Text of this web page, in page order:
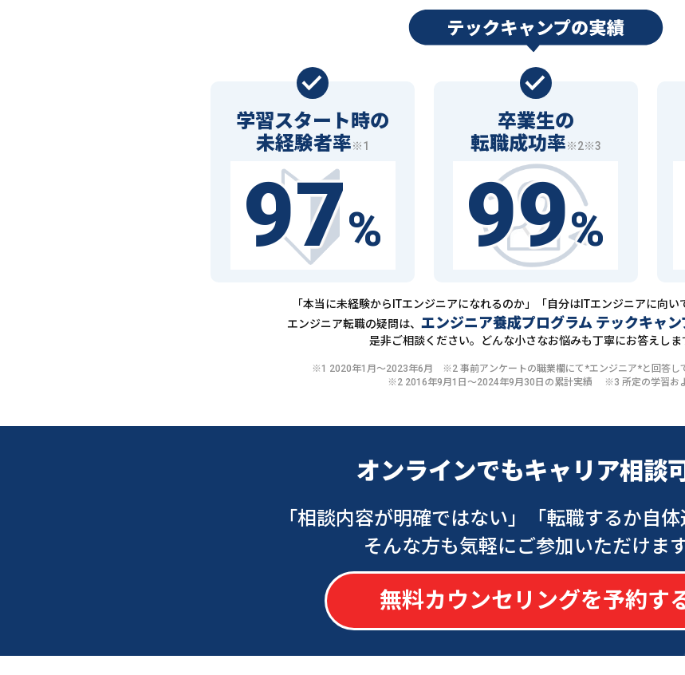
学習スタート時の
未経験者率※1
97%
卒業生の
転職成功率※2※3
99%
「本当に未経験からITエンジニアになれるのか」「自分はITエンジニアに向い
エンジニア転職の疑問は、 エンジニア養成プログラム テックキャン
是非ご相談ください。どんな小さなお悩みも丁寧にお答えしま
※1 2020年1月〜2023年6月 ※2 事前アンケートの職業欄にて*エンジニア*と回答し
※2 2016年9月1日〜2024年9月30日の累計実績 ※3 所定の学習お
オンラインでもキャリア相談
「相談内容が明確ではない」
「転職するか自体
そんな方も気軽にご参加いただけま
無料カウンセリングを予約す